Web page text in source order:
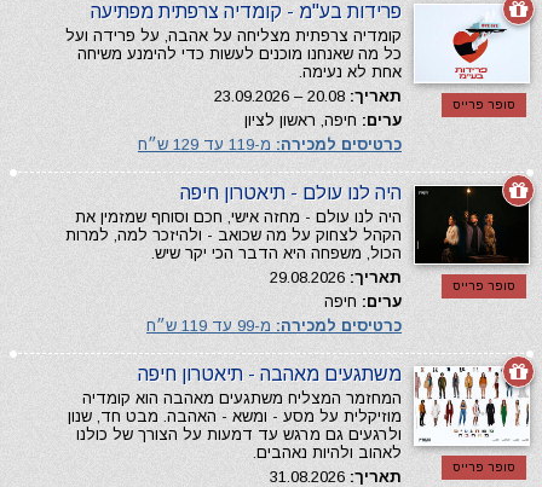
סופר פרייס
פרידות בע"מ - קומדיה צרפתית מפתיעה
קומדיה צרפתית מצליחה על אהבה, על פרידה ועל
כל מה שאנחנו מוכנים לעשות כדי להימנע משיחה
אחת לא נעימה.
תאריך:
ערים: חיפה, ראשון לציון
כרטיסים למכירה: מ-119 עד 129 ש״ח
סופר פרייס
היה לנו עולם - תיאטרון חיפה
היה לנו עולם - מחזה אישי, חכם וסוחף שמזמין את
הקהל לצחוק על מה שכואב - ולהיזכר למה, למרות
הכול, משפחה היא הדבר הכי יקר שיש.
תאריך:
ערים: חיפה
כרטיסים למכירה: מ-99 עד 119 ש״ח
סופר פרייס
משתגעים מאהבה - תיאטרון חיפה
המחזמר המצליח משתגעים מאהבה הוא קומדיה
מוזיקלית על מסע - ומשא - האהבה. מבט חד, שנון
ולרגעים גם מרגש עד דמעות על הצורך של כולנו
לאהוב ולהיות נאהבים.
תאריך: